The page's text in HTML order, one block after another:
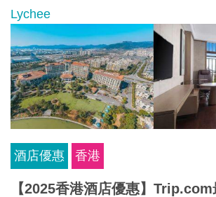
Lychee
酒店優惠 香港
【2025香港酒店優惠】